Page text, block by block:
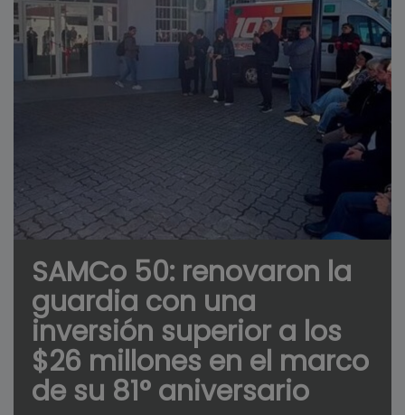
SAMCo 50: renovaron la
guardia con una
inversión superior a los
$26 millones en el marco
de su 81° aniversario